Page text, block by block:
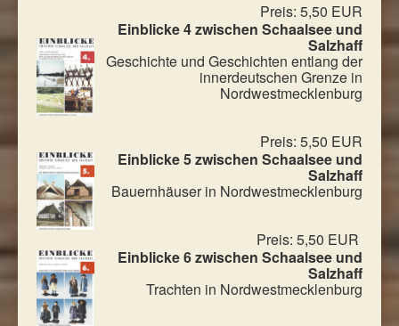
Preis: 5,50 EUR
Einblicke 4 zwischen Schaalsee und
Salzhaff
Geschichte und Geschichten entlang der
innerdeutschen Grenze in
Nordwestmecklenburg
Preis: 5,50 EUR
Einblicke 5 zwischen Schaalsee und
Salzhaff
Bauernhäuser in Nordwestmecklenburg
Preis: 5,50 EUR
Einblicke 6 zwischen Schaalsee und
Salzhaff
Trachten in Nordwestmecklenburg